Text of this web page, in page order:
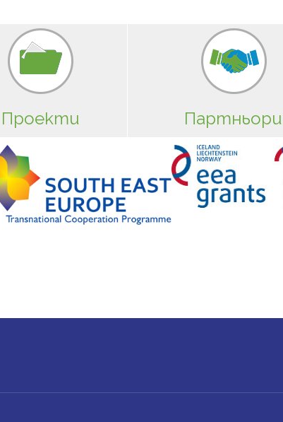
Проекти Партньори